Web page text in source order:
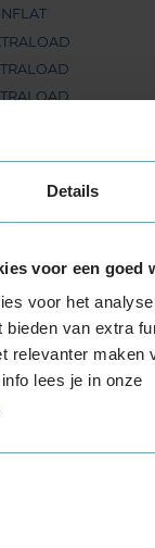
Details
voor een goed
voor het
bieden van extra
relevanter maken
lees je in onze
RUNFLAT